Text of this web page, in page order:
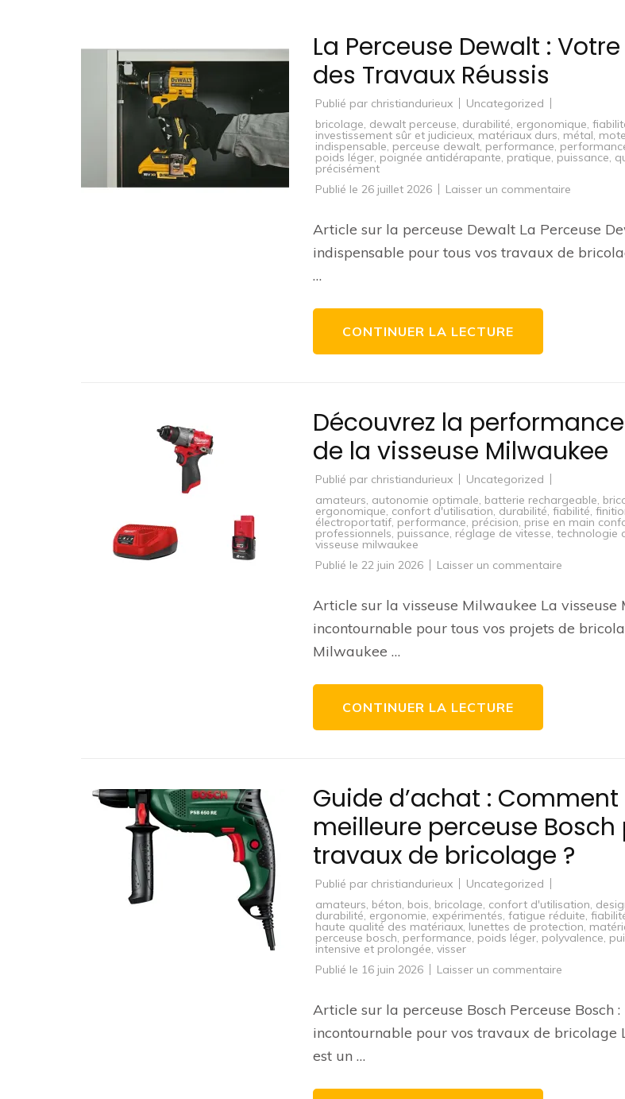
La Perceuse Dewalt :
des Travaux Réussis
Publié par christiandurieux
Uncategorized
bricolage, dewalt perceuse, durabilité, ergonomique,
investissement sûr et judicieux, matériaux durs, métal,
indispensable, perceuse dewalt, performance,
poids léger, poignée antidérapante, pratique, puissance,
précisément
Publié le 26 juillet 2026 Laisser un commentaire
Dewalt
:
Votre
Alliée
Article sur la perceuse Dewalt La Perceuse
indispensable pour tous vos travaux de
…
CONTINUER LA LECTURE
Découvrez la
de la visseuse Milwaukee
Publié par christiandurieux
Uncategorized
amateurs, autonomie optimale, batterie rechargeable,
ergonomique, confort d'utilisation, durabilité, fiabilité,
électroportatif, performance, précision, prise en main
professionnels, puissance, réglage de vitesse, technologie
visseuse milwaukee
Publié le 22 juin 2026 Laisser un commentaire
performance
inégalée
de
la
Article sur la visseuse Milwaukee La visseuse
incontournable pour tous vos projets de
Milwaukee …
CONTINUER LA LECTURE
Guide d’achat :
meilleure perceuse Bosch
travaux de bricolage ?
Publié par christiandurieux
Uncategorized
amateurs, béton, bois, bricolage, confort d'utilisation,
durabilité, ergonomie, expérimentés, fatigue réduite,
haute qualité des matériaux, lunettes de protection,
perceuse bosch, performance, poids léger, polyvalence,
intensive et prolongée, visser
Publié le 16 juin 2026 Laisser un commentaire
Comment
choisir
la
Article sur la perceuse Bosch Perceuse Bosch :
incontournable pour vos travaux de bricolage
est un …